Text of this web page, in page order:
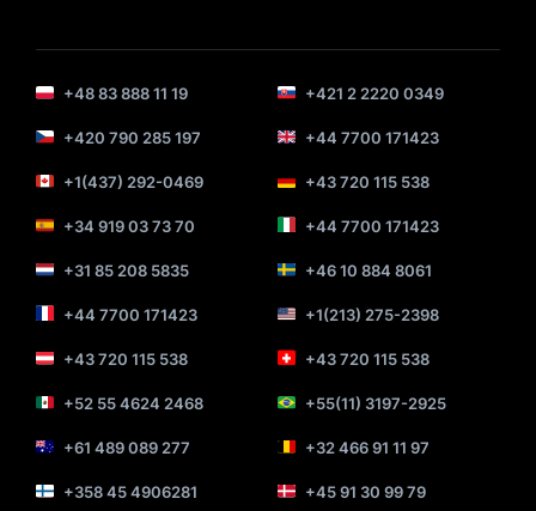
+48 83 888 11 19 +421 2 2220 0349
+420 790 285 197 +44 7700 171423
+1(437) 292-0469 +43 720 115 538
+34 919 03 73 70 +44 7700 171423
+31 85 208 5835 +46 10 884 8061
+44 7700 171423 +1(213) 275-2398
+43 720 115 538 +43 720 115 538
+52 55 4624 2468 +55(11) 3197-2925
+61 489 089 277 +32 466 91 11 97
+358 45 4906281 +45 91 30 99 79